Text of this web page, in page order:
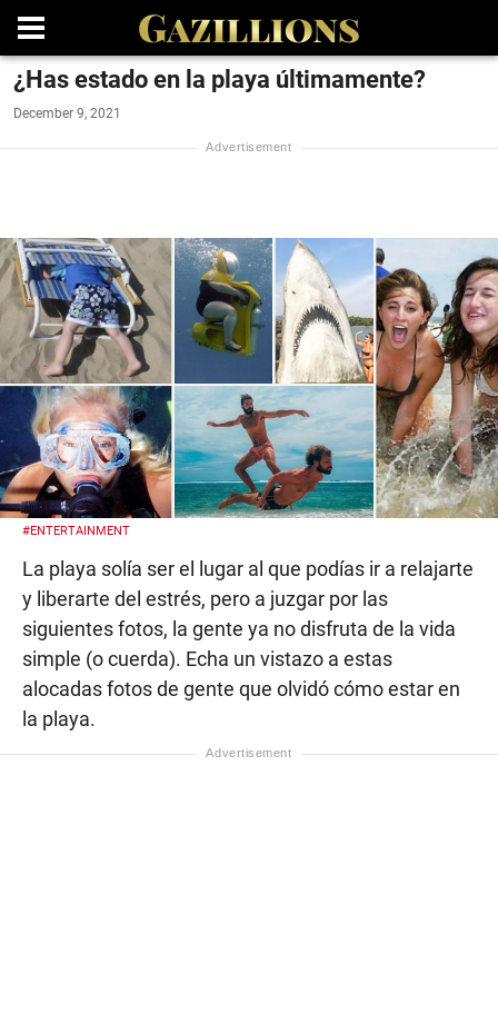
¿Has estado en la playa últimamente?
December 9, 2021
#ENTERTAINMENT
La playa solía ser el lugar al que podías ir a relajarte
y liberarte del estrés, pero a juzgar por las
siguientes fotos, la gente ya no disfruta de la vida
simple (o cuerda). Echa un vistazo a estas
alocadas fotos de gente que olvidó cómo estar en
la playa.